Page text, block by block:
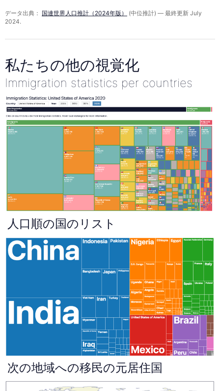
データ出典： 国連世界人口推計（2024年版）
(中位推計) — 最終更新 July
2024.
私たちの他の視覚化
Immigration statistics per countries
人口順の国のリスト
次の地域への移民の元居住国